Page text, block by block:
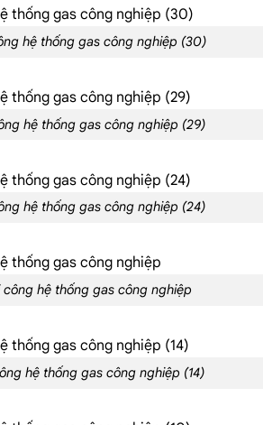
hệ thống gas công nghiệp (30)
hệ thống gas công nghiệp (29)
hệ thống gas công nghiệp (24)
công hệ thống gas công nghiệp
hệ thống gas công nghiệp (14)